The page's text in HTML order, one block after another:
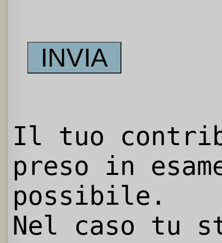
Il tuo
preso in
possibile.
Nel caso tu